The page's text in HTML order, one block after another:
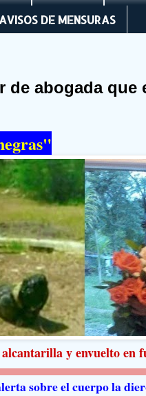
AVISOS DE MENSURAS
de abogada que
y envuelto en
sobre el cuerpo la